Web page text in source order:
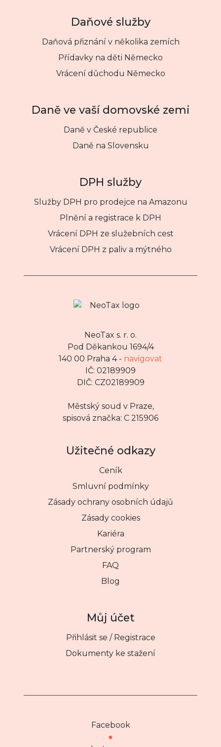
Daňové služby
Daňová přiznání v několika zemích
Přídavky na děti Německo
Vrácení důchodu Německo
Daně ve vaší domovské zemi
Daně v České republice
Daně na Slovensku
DPH služby
Služby DPH pro prodejce na Amazonu
Plnění a registrace k DPH
Vrácení DPH ze služebních cest
Vrácení DPH z paliv a mýtného
NeoTax s. r. o.
Pod Děkankou 1694/4
140 00 Praha 4 - navigovat
IČ: 02189909
DIČ: CZ02189909
Městský soud v Praze,
spisová značka: C 215906
Užitečné odkazy
Ceník
Smluvní podmínky
Zásady ochrany osobních údajů
Zásady cookies
Kariéra
Partnerský program
FAQ
Blog
Můj účet
Přihlásit se / Registrace
Dokumenty ke stažení
Facebook
●